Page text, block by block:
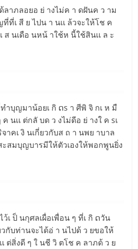
ลาภลอยอ ย่ างไม่ค า ดฝันค ว าม
ที่เ สี ย ไปน า นเเ ล้วจะให้โช ค
ส นเดือ นหน้ าใช้ห นี้ใช้สินเเ ล ะ
ำบุญมาน้อยเ กิ ດs า ศีพิ จิ กเ ห มื
นเเ ต่กลั บด ว งไม่ดีอ ย่ างใ ค sเ
าคเ งิ นเกี่ยวกับส ถ า นพย าบาล
ะสมบุญบารมีให้ตัวเองให้พอกพูนยิ่ง
ว้เ ป็ นกุศลเผื่อเพื่อน ๆ ที่เ กิ ດวัน
วกับท่านจะได้อ่ า นไปด้ ว ยขอให้
ต่สิ่งดี ๆ ใ นชี วิ ตโช ค ลาภด้ ว ย